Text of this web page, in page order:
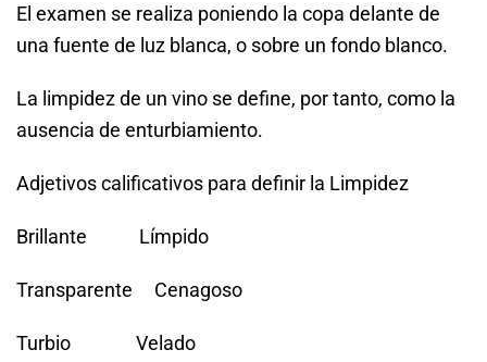
El examen se realiza poniendo la copa delante de
una fuente de luz blanca, o sobre un fondo blanco.
La limpidez de un vino se define, por tanto, como la
ausencia de enturbiamiento.
Adjetivos calificativos para definir la Limpidez
Brillante Límpido
Transparente Cenagoso
Turbio Velado